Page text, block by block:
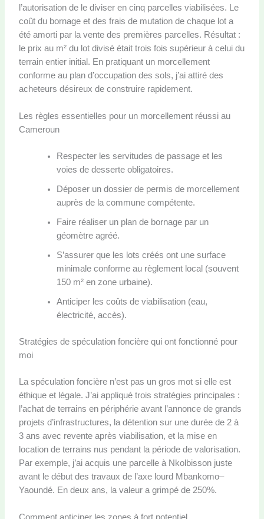
l’autorisation de le diviser en cinq parcelles viabilisées. Le
coût du bornage et des frais de mutation de chaque lot a
été amorti par la vente des premières parcelles. Résultat :
le prix au m² du lot divisé était trois fois supérieur à celui du
terrain entier initial. En pratiquant un morcellement
conforme au plan d’occupation des sols, j’ai attiré des
acheteurs désireux de construire rapidement.
Les règles essentielles pour un morcellement réussi au
Cameroun
Respecter les servitudes de passage et les
voies de desserte obligatoires.
Déposer un dossier de permis de morcellement
auprès de la commune compétente.
Faire réaliser un plan de bornage par un
géomètre agréé.
S’assurer que les lots créés ont une surface
minimale conforme au règlement local (souvent
150 m² en zone urbaine).
Anticiper les coûts de viabilisation (eau,
électricité, accès).
Stratégies de spéculation foncière qui ont fonctionné pour
moi
La spéculation foncière n’est pas un gros mot si elle est
éthique et légale. J’ai appliqué trois stratégies principales :
l’achat de terrains en périphérie avant l’annonce de grands
projets d’infrastructures, la détention sur une durée de 2 à
3 ans avec revente après viabilisation, et la mise en
location de terrains nus pendant la période de valorisation.
Par exemple, j’ai acquis une parcelle à Nkolbisson juste
avant le début des travaux de l’axe lourd Mbankomo–
Yaoundé. En deux ans, la valeur a grimpé de 250%.